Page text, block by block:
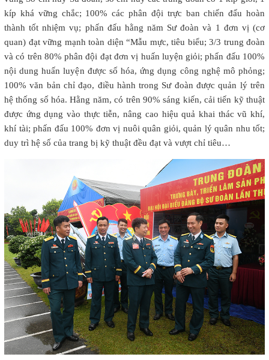
kíp khá vững chắc; 100% các phân đội trực ban chiến đấu hoàn
thành tốt nhiệm vụ; phấn đấu hằng năm Sư đoàn và 1 đơn vị (cơ
quan) đạt vững mạnh toàn diện “Mẫu mực, tiêu biểu; 3/3 trung đoàn
và có trên 80% phân đội đạt đơn vị huấn luyện giỏi; phấn đấu 100%
nội dung huấn luyện được số hóa, ứng dụng công nghệ mô phỏng;
100% văn bản chỉ đạo, điều hành trong Sư đoàn được quản lý trên
hệ thống số hóa. Hằng năm, có trên 90% sáng kiến, cải tiến kỹ thuật
được ứng dụng vào thực tiễn, nâng cao hiệu quả khai thác vũ khí,
khí tài; phấn đấu 100% đơn vị nuôi quân giỏi, quản lý quân nhu tốt;
duy trì hệ số của trang bị kỹ thuật đều đạt và vượt chỉ tiêu…